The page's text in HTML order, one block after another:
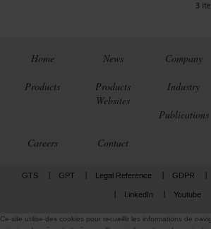
3
Home News Company
Products
Products
Websites
Industry
Publications
Careers Contact
GTS GPT Legal Reference GDPR
LinkedIn Youtube
Ce site utilise des cookies pour recueillir les informations de